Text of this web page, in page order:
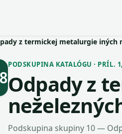
z termickej metalurgie iných
PODSKUPINA KATALÓGU · PRÍL.
Odpady z
Podskupina skupiny 10 —